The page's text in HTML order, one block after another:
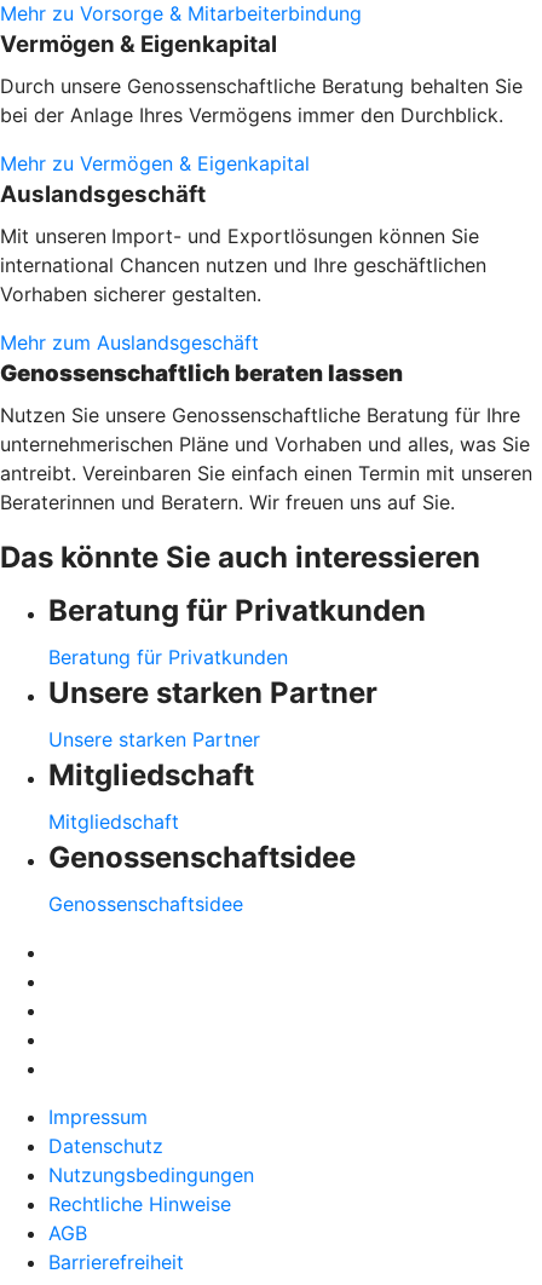
Mehr zu Vorsorge & Mitarbeiterbindung
Vermögen & Eigenkapital
Durch unsere Genossenschaftliche Beratung behalten Sie
bei der Anlage Ihres Vermögens immer den Durchblick.
Mehr zu Vermögen & Eigenkapital
Auslandsgeschäft
Mit unseren Import- und Exportlösungen können Sie
international Chancen nutzen und Ihre geschäftlichen
Vorhaben sicherer gestalten.
Mehr zum Auslandsgeschäft
Genossenschaftlich beraten lassen
Nutzen Sie unsere Genossenschaftliche Beratung für Ihre
unternehmerischen Pläne und Vorhaben und alles, was Sie
antreibt. Vereinbaren Sie einfach einen Termin mit unseren
Beraterinnen und Beratern. Wir freuen uns auf Sie.
Das könnte Sie auch interessieren
Beratung für Privatkunden
Beratung für Privatkunden
Unsere starken Partner
Unsere starken Partner
Mitgliedschaft
Mitgliedschaft
Genossenschaftsidee
Genossenschaftsidee
Impressum
Datenschutz
Nutzungsbedingungen
Rechtliche Hinweise
AGB
Barrierefreiheit